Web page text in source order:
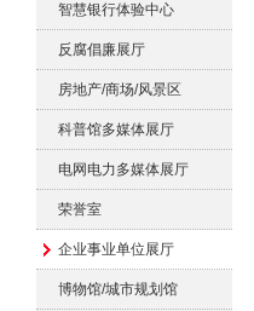
智慧银行体验中心
反腐倡廉展厅
房地产/商场/风景区
科普馆多媒体展厅
电网电力多媒体展厅
荣誉室
企业事业单位展厅
博物馆/城市规划馆